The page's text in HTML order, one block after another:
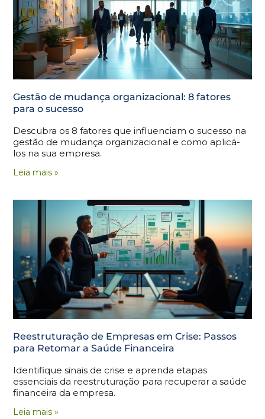
Gestão de mudança organizacional: 8 fatores
para o sucesso
Descubra os 8 fatores que influenciam o sucesso na
gestão de mudança organizacional e como aplicá-
los na sua empresa.
Leia mais »
Reestruturação de Empresas em Crise: Passos
para Retomar a Saúde Financeira
Identifique sinais de crise e aprenda etapas
essenciais da reestruturação para recuperar a saúde
financeira da empresa.
Leia mais »